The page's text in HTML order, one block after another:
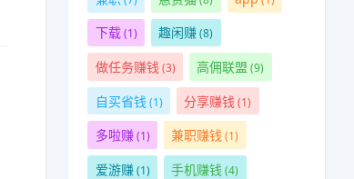
下载(1) 趣闲赚(8)
做任务赚钱 (3) 高佣联盟 (9)
自买省钱(1) 分享赚钱 (1)
多啦赚(1) 兼职赚钱(1)
爱游赚(1) 手机赚钱 (4)